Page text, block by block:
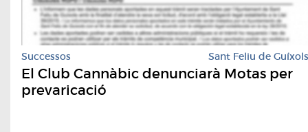
Successos Sant Feliu de Guíxols
El Club Cannàbic denunciarà Motas per
prevaricació